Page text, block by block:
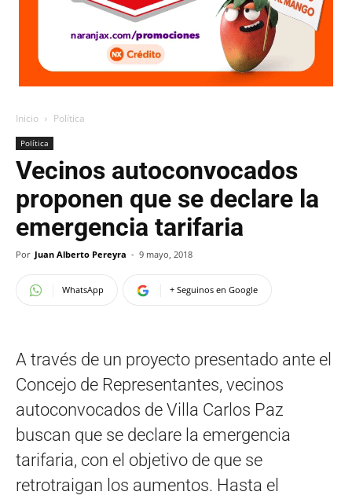
Inicio Política
Política
Vecinos autoconvocados
proponen que se declare la
emergencia tarifaria
Por Juan Alberto Pereyra - 9 mayo, 2018
WhatsApp + Seguinos en Google
A través de un proyecto presentado ante el
Concejo de Representantes, vecinos
autoconvocados de Villa Carlos Paz
buscan que se declare la emergencia
tarifaria, con el objetivo de que se
retrotraigan los aumentos. Hasta el